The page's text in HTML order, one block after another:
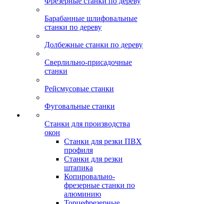
Барабанные шлифовальные
станки по дереву
Долбежные станки по дереву
Сверлильно-присадочные
станки
Рейсмусовые станки
Фуговальные станки
Станки для производства
окон
Станки для резки ПВХ
профиля
Станки для резки
штапика
Копировально-
фрезерные станки по
алюминию